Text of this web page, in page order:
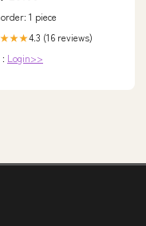
1 piece
4.3 (16 reviews)
Login>>